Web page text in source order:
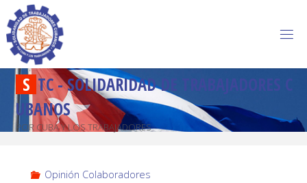
S TC-SOLIDARIDADD R A BAJADORES C
U BANOS
POR CUBA Y LOS TRABAJADORES
Opinión Colaboradores